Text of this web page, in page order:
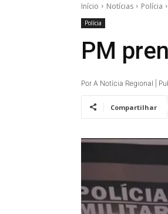
Início Notícias Polícia
Polícia
PM
Por A Notícia Regional |
Compartilhar